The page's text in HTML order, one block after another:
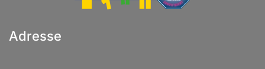
Adresse